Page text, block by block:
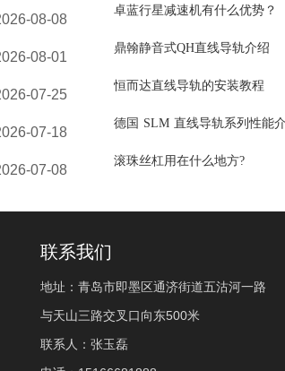
08-08
08-01
07-25
07-18
07-08
卓蓝行星减速机有什么优势？
鼎翰静音式QH直线导轨介绍
恒而达直线导轨的安装教程
德国 SLM 直线导轨系列性能
滚珠丝杠用在什么地方?
联系我们
地址：青岛市即墨区通济街道五沽河一路
与天山三路交叉口向东500米
联系人：张玉磊